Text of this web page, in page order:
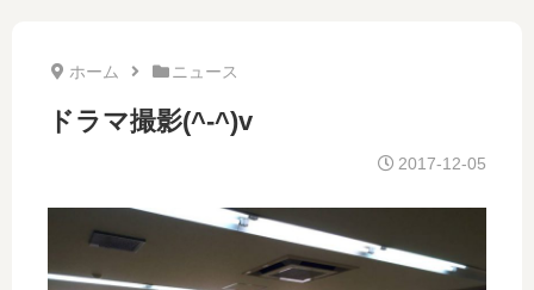
ホーム ニュース
ドラマ撮影(^-^)v
2017-12-05